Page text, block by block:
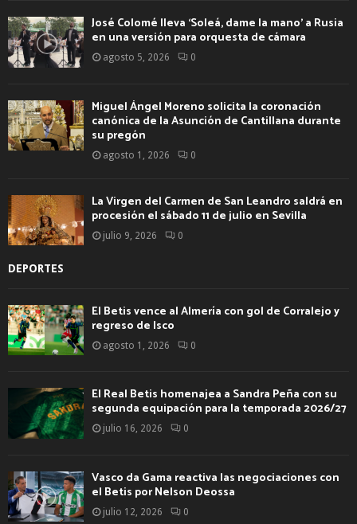
José Colomé lleva ‘Soleá, dame la mano’ a Rusia
en una versión para orquesta de cámara
agosto 5, 2026 0
Miguel Ángel Moreno solicita la coronación
canónica de la Asunción de Cantillana durante
su pregón
agosto 1, 2026 0
La Virgen del Carmen de San Leandro saldrá en
procesión el sábado 11 de julio en Sevilla
julio 9, 2026 0
DEPORTES
El Betis vence al Almería con gol de Corralejo y
regreso de Isco
agosto 1, 2026 0
El Real Betis homenajea a Sandra Peña con su
segunda equipación para la temporada 2026/27
julio 16, 2026 0
Vasco da Gama reactiva las negociaciones con
el Betis por Nelson Deossa
julio 12, 2026 0